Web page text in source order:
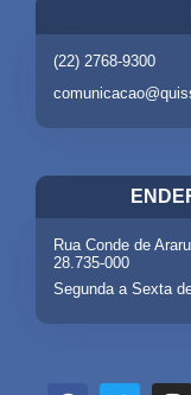
(22) 2768-9300
Rua Conde de
28.735-000
Segunda a Sexta